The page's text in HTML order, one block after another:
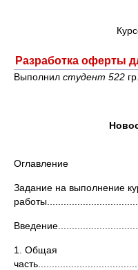
Разработка оферты
Выполнил студент 522
Оглавление
Задание на выполнение
1. Общая